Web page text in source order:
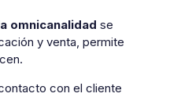
omnicanalidad se
y venta, permite
con el cliente